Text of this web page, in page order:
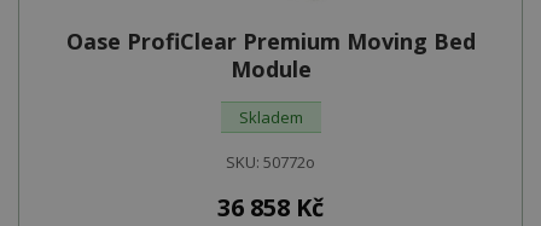
Oase ProfiClear Premium Moving Bed
Module
Skladem
SKU: 50772o
36 858 Kč